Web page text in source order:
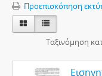
Προεπισκόπηση
Ταξινόμηση